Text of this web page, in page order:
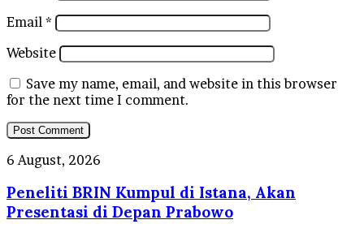
Email *
Website
Save my name, email, and website in this browser
for the next time I comment.
Peneliti
Kumpul
di
Istana,
6 August, 2026
Peneliti BRIN Kumpul di Istana, Akan
Presentasi di Depan Prabowo